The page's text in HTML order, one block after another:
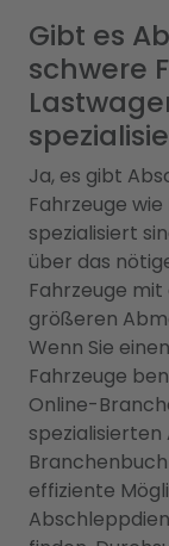
Gibt es
schwere
Ja, es gibt
Fahrzeuge
spezialisiert
über das
Fahrzeuge
größeren
Wenn Sie
Fahrzeuge
Online-
effiziente